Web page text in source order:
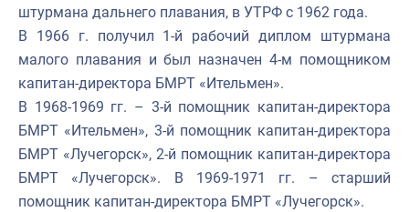
штурмана дальнего плавания, в УТРФ с 1962 года.
В 1966 г. получил 1-й рабочий диплом штурмана
малого плавания и был назначен 4-м помощником
капитан-директора БМРТ «Ительмен».
В 1968-1969 гг. – 3-й помощник капитан-директора
БМРТ «Ительмен», 3-й помощник капитан-директора
БМРТ «Лучегорск», 2-й помощник капитан-директора
БМРТ «Лучегорск». В 1969-1971 гг. – старший
помощник капитан-директора БМРТ «Лучегорск».